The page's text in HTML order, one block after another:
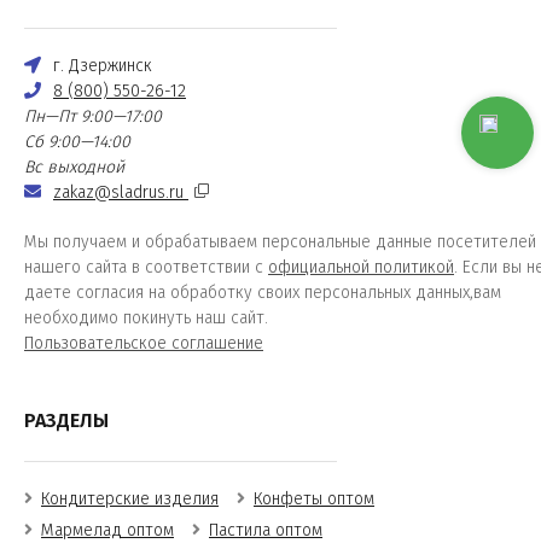
г. Дзержинск
8 (800) 550-26-12
Пн—Пт 9:00—17:00
Сб 9:00—14:00
Вс выходной
zakaz@sladrus.ru
Мы получаем и обрабатываем персональные данные посетителей
нашего сайта в соответствии с официальной политикой. Если вы
даете согласия на обработку своих персональных данных,вам
необходимо покинуть наш сайт.
Пользовательское соглашение
РАЗДЕЛЫ
Кондитерские изделия
Конфеты оптом
Мармелад оптом
Пастила оптом